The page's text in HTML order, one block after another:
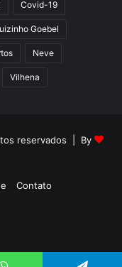
Covid-19
Goebel
Neve
Vilhena
reservados | By
Contato